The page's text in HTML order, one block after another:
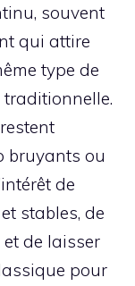
souvent
qui attire
type de
traditionnelle.
bruyants ou
de
stables, de
de laisser
pour